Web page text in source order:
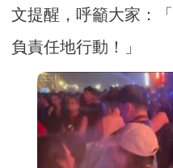
文提醒，呼籲大家：
負責任地行動！」